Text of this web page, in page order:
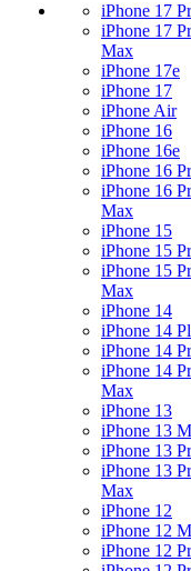
iPhone 17
iPhone 17
Max
iPhone 17e
iPhone 17
iPhone Air
iPhone 16
iPhone 16e
iPhone 16
iPhone 16
Max
iPhone 15
iPhone 15
iPhone 15
Max
iPhone 14
iPhone 14
iPhone 14
iPhone 14
Max
iPhone 13
iPhone 13
iPhone 13
iPhone 13
Max
iPhone 12
iPhone 12
iPhone 12